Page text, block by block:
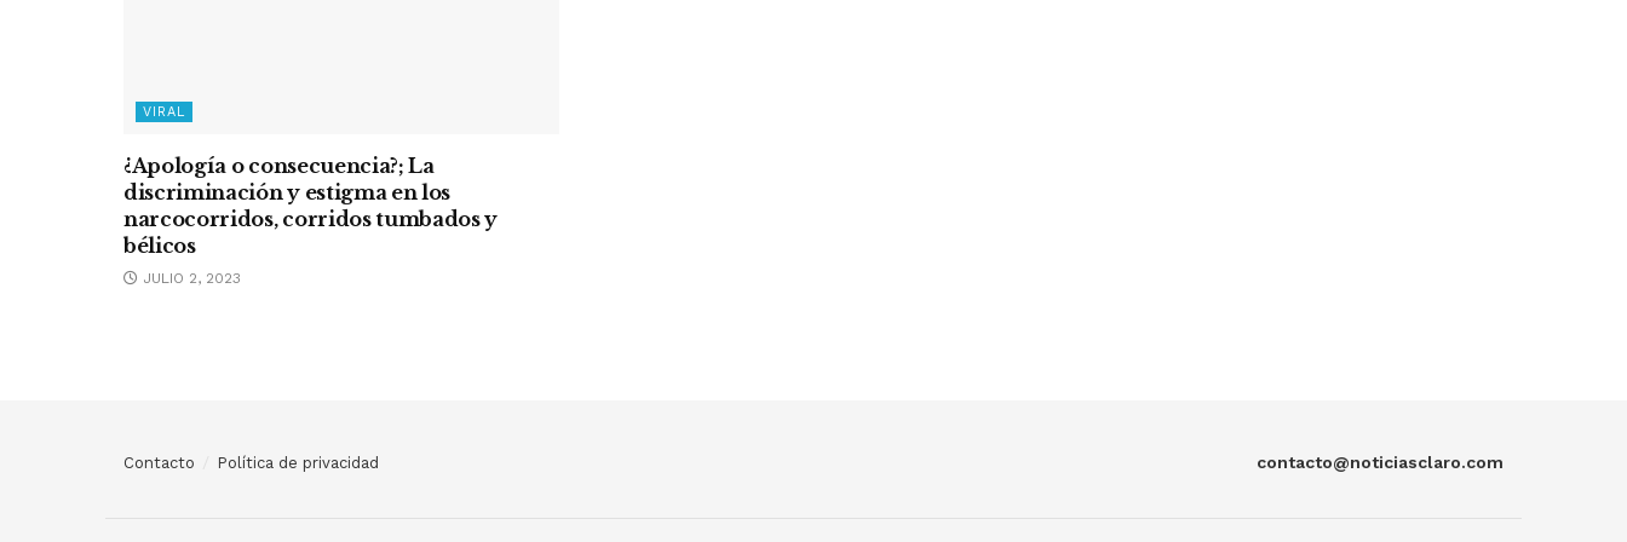
VIRAL
¿Apología o consecuencia?; La
discriminación y estigma en los
narcocorridos, corridos tumbados y
bélicos
JULIO 2, 2023
Contacto Política de privacidad contacto@noticiasclaro.com